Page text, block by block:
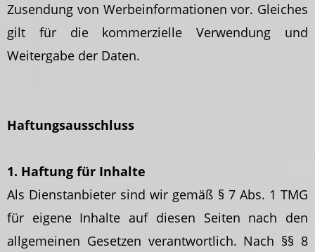
Zusendung von Werbeinformationen vor. Gleiches
gilt für die kommerzielle Verwendung und
Weitergabe der Daten.
Haftungsausschluss
1. Haftung für Inhalte
Als Dienstanbieter sind wir gemäß § 7 Abs. 1 TMG
für eigene Inhalte auf diesen Seiten nach den
allgemeinen Gesetzen verantwortlich. Nach §§ 8